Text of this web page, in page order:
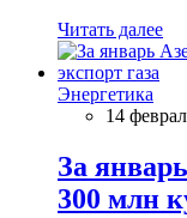
Читать далее
Энергетика
14
За
300 млн